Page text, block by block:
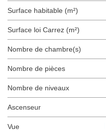
Surface habitable (m²)
Surface loi Carrez (m²)
Nombre de chambre(s)
Nombre de pièces
Nombre de niveaux
Ascenseur
Vue